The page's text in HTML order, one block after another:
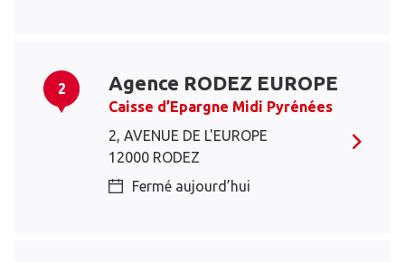
2 Agence RODEZ EUROPE
Caisse d’Epargne Midi Pyrénées
2, AVENUE DE L'EUROPE
12000 RODEZ
Fermé aujourd’hui